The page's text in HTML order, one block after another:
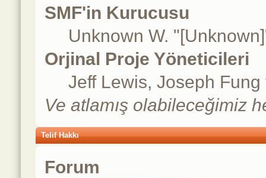
SMF'in Kurucusu
Unknown W.
Orjinal Proje Yöneticileri
Jeff Lewis, Joseph
Ve atlamış olabileceğimiz
Telif Hakkı
Forum